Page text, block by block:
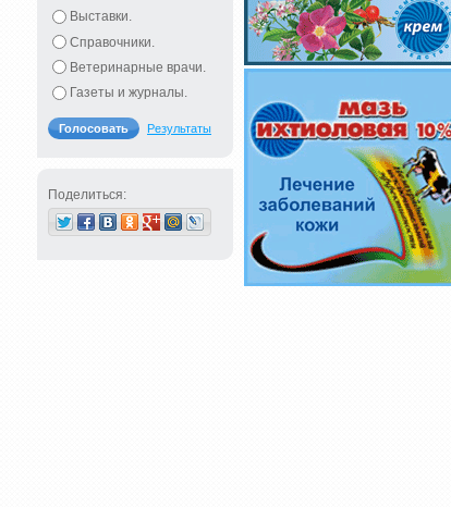
Выставки.
Справочники.
Ветеринарные врачи.
Газеты и журналы.
Результаты
Поделиться: